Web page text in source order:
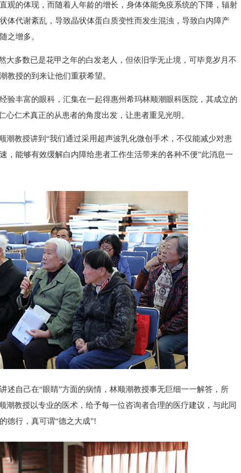
的体现，而随着人年龄的增长，身体体能免疫系统的下降，辐射
体代谢紊乱，导致晶状体蛋白质变性而发生混浊，导致白内障产
之增多。
多数已是花甲之年的白发老人，但依旧学无止境，可毕竟岁月不
教授的到来让他们重获希望。
丰富的眼科，汇集在一起得惠州希玛林顺潮眼科医院，其成立的
心仁术真正的从患者的角度出发，让患者重见光明。
教授讲到“我们通过采用超声波乳化微创手术，不仅能减少对患
，能够有效缓解白内障给患者工作生活带来的各种不便”此消息一
自己在“眼睛”方面的病情，林顺潮教授事无巨细一一解答，所
潮教授以专业的医术，给予每一位咨询者合理的医疗建议，与此同
德行，真可谓“德之大成”!